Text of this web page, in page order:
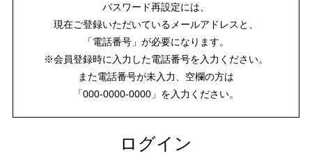
パスワード再設定には、
現在ご登録いただいているメールアドレスと、
「電話番号」が必要になります。
※会員登録時に入力した電話番号を入力ください。
また電話番号が未入力、空欄の方は
「000-0000-0000」を入力ください。
ログイン